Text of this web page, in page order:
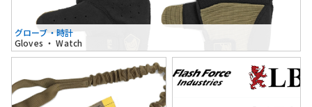
グローブ・時計
Gloves ・ Watch